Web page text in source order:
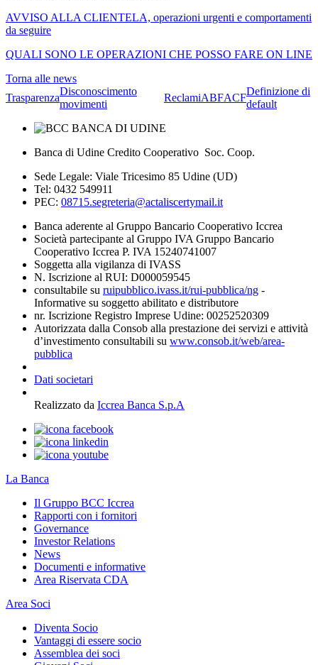
AVVISO ALLA CLIENTELA, operazioni urgenti e comportamenti
da seguire
QUALI SONO LE OPERAZIONI CHE POSSO FARE ON LINE
Torna alle news
Trasparenza
Disconoscimento
movimenti
ReclamiABFACF
Definizione di
default
Banca di Udine Credito Cooperativo Soc. Coop.
Sede Legale: Viale Tricesimo 85 Udine (UD)
Tel: 0432 549911
PEC: 08715.segreteria@actaliscertymail.it
Banca aderente al Gruppo Bancario Cooperativo Iccrea
Società partecipante al Gruppo IVA Gruppo Bancario
Cooperativo Iccrea P. IVA 15240741007
Soggetta alla vigilanza di IVASS
N. Iscrizione al RUI: D000059545
consultabile su ruipubblico.ivass.it/rui-pubblica/ng -
Informative su soggetto abilitato e distributore
nr. Iscrizione Registro Imprese Udine: 00252520309
Autorizzata dalla Consob alla prestazione dei servizi e attività
d’investimento consultabili su www.consob.it/web/area-
pubblica
Dati societari
Realizzato da Iccrea Banca S.p.A
La Banca
Il Gruppo BCC Iccrea
Rapporti con i fornitori
Governance
Investor Relations
News
Documenti e informative
Area Riservata CDA
Area Soci
Diventa Socio
Vantaggi di essere socio
Assemblea dei soci